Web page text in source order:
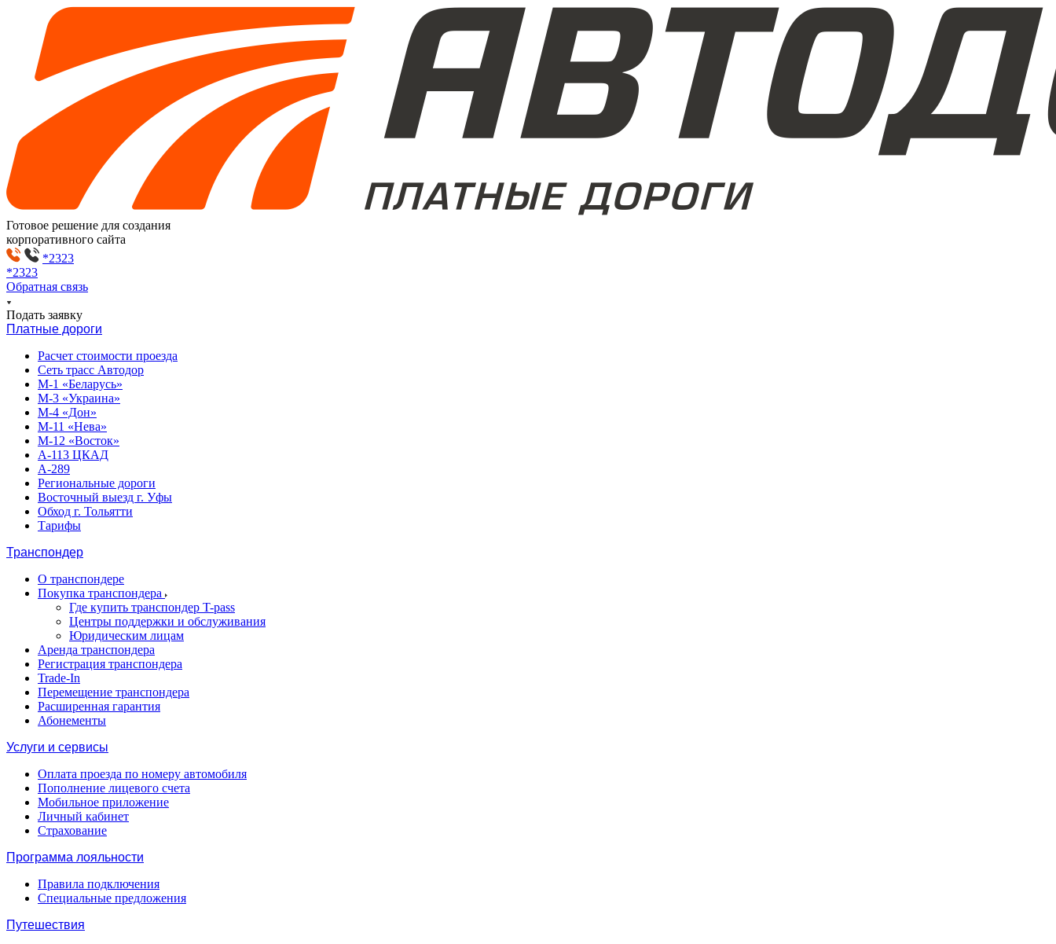
Готовое решение для создания
корпоративного сайта
*2323
*2323
Обратная связь
Подать заявку
Платные дороги
Расчет стоимости проезда
Сеть трасс Автодор
М-1 «Беларусь»
М-3 «Украина»
М-4 «Дон»
М-11 «Нева»
М-12 «Восток»
А-113 ЦКАД
А-289
Региональные дороги
Восточный выезд г. Уфы
Обход г. Тольятти
Тарифы
Транспондер
О транспондере
Покупка транспондера
Где купить транспондер T-pass
Центры поддержки и обслуживания
Юридическим лицам
Аренда транспондера
Регистрация транспондера
Trade-In
Перемещение транспондера
Расширенная гарантия
Абонементы
Услуги и сервисы
Оплата проезда по номеру автомобиля
Пополнение лицевого счета
Мобильное приложение
Личный кабинет
Страхование
Программа лояльности
Правила подключения
Специальные предложения
Путешествия